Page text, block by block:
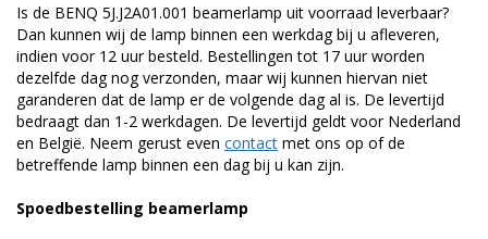
Is de BENQ 5J.J2A01.001 beamerlamp uit voorraad leverbaar?
Dan kunnen wij de lamp binnen een werkdag bij u afleveren,
indien voor 12 uur besteld. Bestellingen tot 17 uur worden
dezelfde dag nog verzonden, maar wij kunnen hiervan niet
garanderen dat de lamp er de volgende dag al is. De levertijd
bedraagt dan 1-2 werkdagen. De levertijd geldt voor Nederland
en België. Neem gerust even contact met ons op of de
betreffende lamp binnen een dag bij u kan zijn.
Spoedbestelling beamerlamp